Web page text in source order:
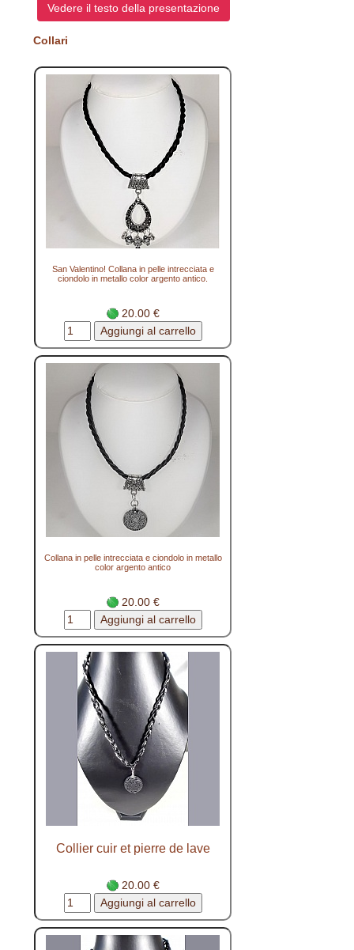
Vedere il testo della presentazione
Collari
San Valentino! Collana in pelle intrecciata e
ciondolo in metallo color argento antico.
20.00 €
Collana in pelle intrecciata e ciondolo in metallo
color argento antico
20.00 €
Collier cuir et pierre de lave
20.00 €